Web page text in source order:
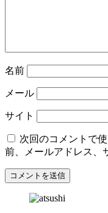
名前
メール
サイト
次回のコメントで
前、メールアドレス、